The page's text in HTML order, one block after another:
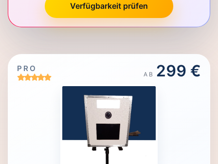
Verfügbarkeit prüfen
PRO
AB 299 €